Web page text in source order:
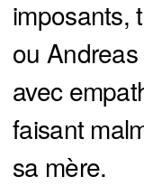
imposants,
ou
avec
faisant
sa mère.